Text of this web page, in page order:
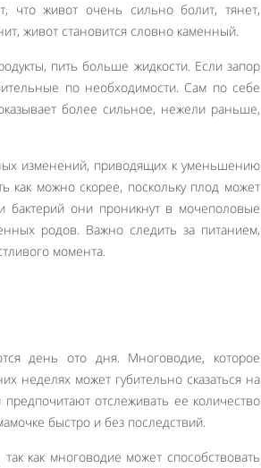
что живот очень сильно болит, тянет,
живот становится словно каменный.
пить больше жидкости. Если запор
по необходимости. Сам по себе
более сильное, нежели раньше,
изменений, приводящих к уменьшению
как можно скорее, поскольку плод может
бактерий они проникнут в мочеполовые
родов. Важно следить за питанием,
момента.
день ото дня. Многоводие, которое
неделях может губительно сказаться на
отслеживать ее количество
быстро и без последствий.
как многоводие может способствовать